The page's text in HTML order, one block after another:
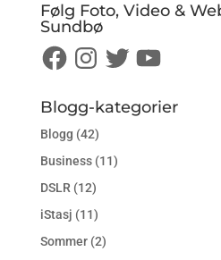
Følg Foto, Video &
Sundbø
FacebookInstagram
TwitterYouTube
Blogg-kategorier
Blogg (42)
Business(11)
DSLR(12)
iStasj (11)
Sommer(2)